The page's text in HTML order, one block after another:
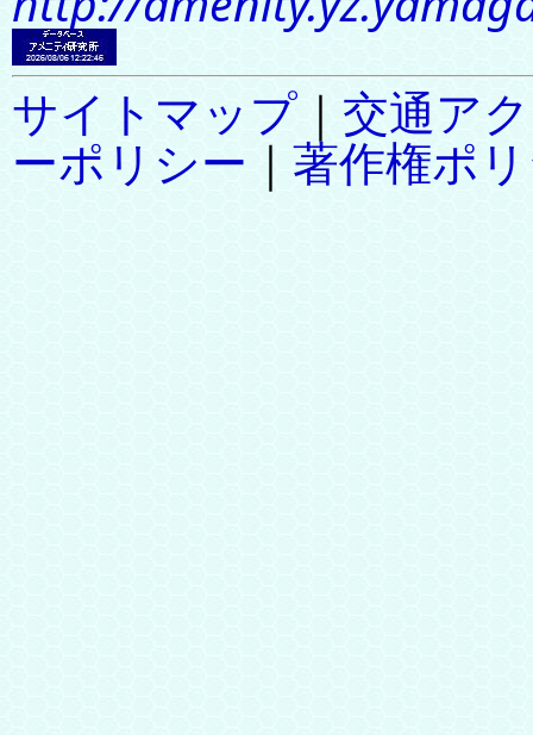
サイトマップ ｜ 交通ア
ーポリシー ｜ 著作権ポ